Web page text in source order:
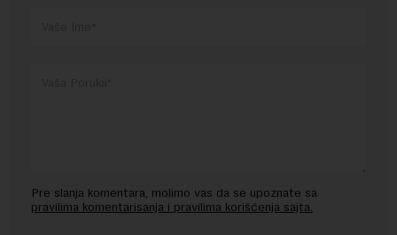
Pre slanja komentara, molimo vas da se upoznate sa
pravilima komentarisanja i pravilima korišćenja sajta.